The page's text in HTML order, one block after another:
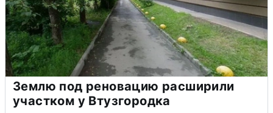
Землю под реновацию расширили
участком у Втузгородка